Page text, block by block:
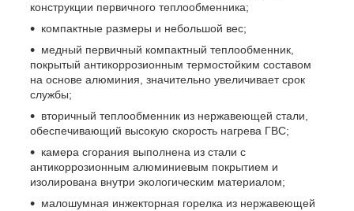
конструкции первичного теплообменника;
компактные размеры и небольшой вес;
медный первичный компактный теплообменник,
покрытый антикоррозионным термостойким составом
на основе алюминия, значительно увеличивает срок
службы;
вторичный теплообменник из нержавеющей стали,
обеспечивающий высокую скорость нагрева ГВС;
камера сгорания выполнена из стали с
антикоррозионным алюминиевым покрытием и
изолирована внутри экологическим материалом;
малошумная инжекторная горелка из нержавеющей